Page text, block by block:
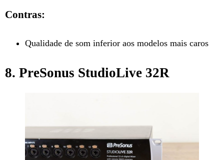
Contras:
Qualidade de som inferior aos modelos mais caros
8. PreSonus StudioLive 32R